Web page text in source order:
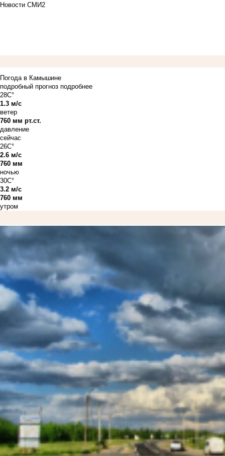
Новости СМИ2
Погода в Камышине
подробный прогноз подробнее
28C°
1.3 м/с
ветер
760 мм рт.ст.
давление
сейчас
26C°
2.6 м/с
760 мм
ночью
30C°
3.2 м/с
760 мм
утром